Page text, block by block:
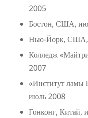
2005
Бостон, США,
Нью-Йорк, США,
Колледж
2007
«Институт ламы
июль 2008
Гонконг, Китай,